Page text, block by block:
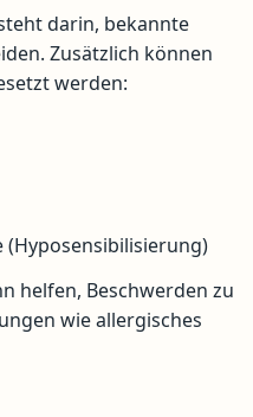
darin, bekannte
Zusätzlich können
werden:
helfen, Beschwerden zu
wie allergisches